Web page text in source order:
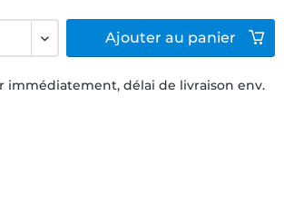
immédiatement, délai de livraison env.
Ajouter au panier